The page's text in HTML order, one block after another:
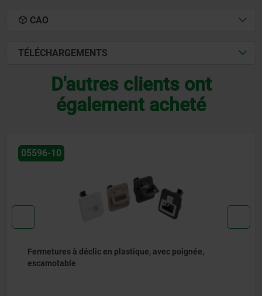
CAO
TÉLÉCHARGEMENTS
D'autres clients ont
également acheté
poignée, Fermetures à déclic en